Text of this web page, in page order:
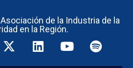
de la Industria de la
en la Región.